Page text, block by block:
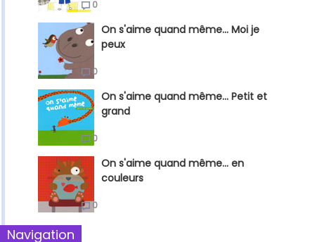
0
On s'aime quand même... Moi je
peux
0
On s'aime quand même... Petit et
grand
0
On s'aime quand même... en
couleurs
0
Navigation